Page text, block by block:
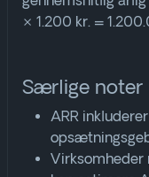
× 1.200 kr. =
Særlige noter
ARR inkluderer
Virksomheder